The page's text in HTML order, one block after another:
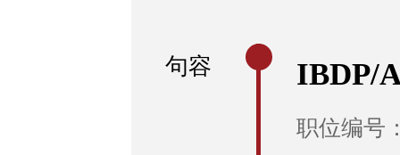
句容 IBDP/
职位编号